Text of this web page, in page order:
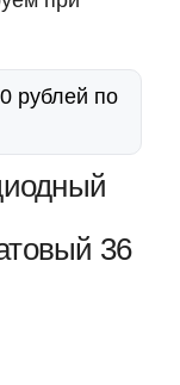
рублей по
36